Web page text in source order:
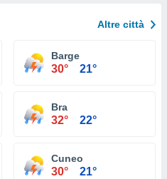
Altre città
Barge
30° 21°
Bra
32° 22°
Cuneo
30° 21°